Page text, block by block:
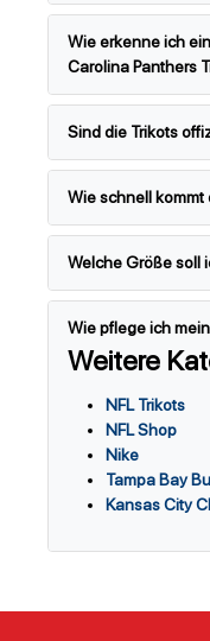
Wie erkenne ich
Carolina Panthers
Sind die Trikots
Wie schnell
Welche Größe soll
Wie pflege ich
Weitere
NFL Trikots
NFL Shop
Nike
Tampa Bay
Kansas City